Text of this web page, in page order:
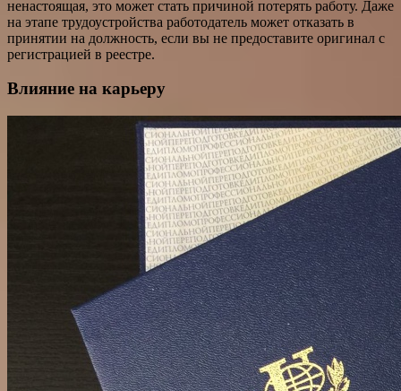
ненастоящая, это может стать причиной потерять работу. Даже
на этапе трудоустройства работодатель может отказать в
принятии на должность, если вы не предоставите оригинал с
регистрацией в реестре.
Влияние на карьеру